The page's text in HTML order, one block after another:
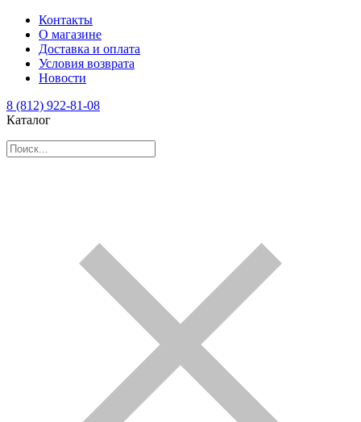
Контакты
О магазине
Доставка и оплата
Условия возврата
Новости
8 (812) 922-81-08
Каталог